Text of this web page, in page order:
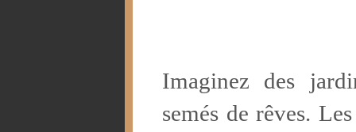
Imaginez des
semés de rêves.